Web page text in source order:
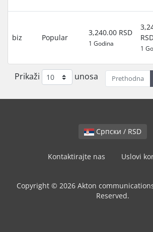
biz Popular
3,240.00 RSD
1 Godina
1
Prethodna
Prikaži unosa
Српски / RSD
Kontaktirajte nas Uslovi
Copyright © 2026 Akton
Reserved.